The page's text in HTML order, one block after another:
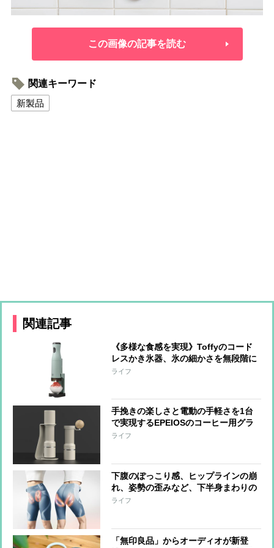
この画像の記事を読む
関連キーワード
新製品
関連記事
《多様な食感を実現》Toffyのコード
レスかき氷器、氷の細かさを無段階に
調整可能 冷製パスタ、そうめん、サ
ライフ
手挽きの楽しさと電動の手軽さを1台
で実現するEPEIOSのコーヒー用グラ
インダー『Essence Duo』 世界一の
ライフ
下腹のぽっこり感、ヒップラインの崩
れ、姿勢の歪みなど、下半身まわりの
悩みに、はくだけでアプローチするシ
ライフ
「無印良品」からオーディオが新登